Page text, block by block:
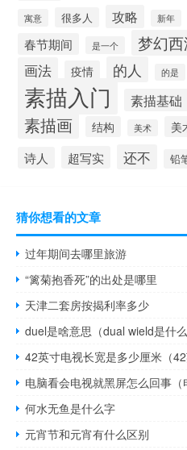
寓意 很多人 攻略 新年
春节期间 是一个 梦幻
画法 疫情 的人 的是
素描入门 素描基础
素描画 结构 美术 美
诗人 超写实 还不 铅
猜你想看的文章
过年期间去哪里旅游
“篱菊抱香死”的出处是哪里
天津二套房按揭利率多少
duel是啥意思（dual wield是什么
42英寸电视长宽是多少厘米（42
电脑看会电视就黑屏怎么回事（
何水无鱼是什么字
元宵节和元宵有什么区别